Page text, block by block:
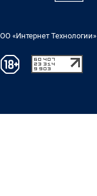
«Интернет Технологии»